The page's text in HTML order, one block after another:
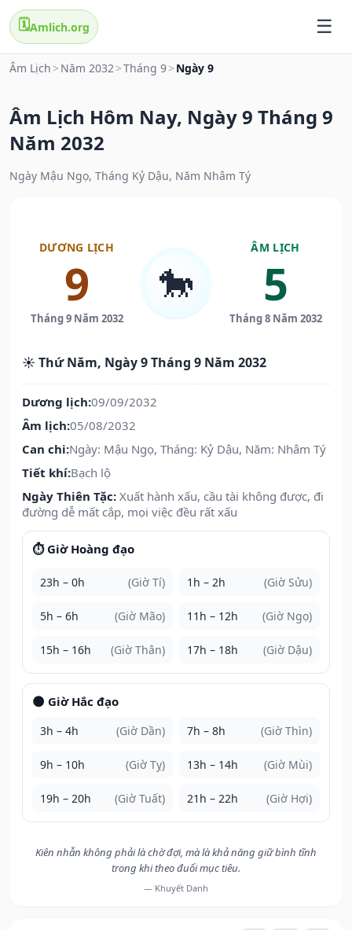
🗓️Amlich.org
Âm Lịch > Năm 2032>Tháng 9> Ngày 9
Âm Lịch Hôm Nay, Ngày 9 Tháng 9
Năm 2032
Ngày Mậu Ngọ, Tháng Kỷ Dậu, Năm Nhâm Tý
DƯƠNG LỊCH
9
Tháng 9 Năm 2032
🐎
ÂM LỊCH
5
Tháng 8 Năm 2032
☀️ Thứ Năm, Ngày 9 Tháng 9 Năm 2032
Dương lịch:09/09/2032
Âm lịch:05/08/2032
Can chi:Ngày: Mậu Ngọ, Tháng: Kỷ Dậu, Năm: Nhâm Tý
Tiết khí:Bạch lộ
Ngày Thiên Tặc: Xuất hành xấu, cầu tài không được, đi
đường dễ mất cắp, mọi việc đều rất xấu
⏱️ Giờ Hoàng đạo
23h – 0h (Giờ Tí) 1h – 2h (Giờ Sửu)
5h – 6h (Giờ Mão) 11h – 12h (Giờ Ngọ)
15h – 16h (Giờ Thân) 17h – 18h (Giờ Dậu)
🌑 Giờ Hắc đạo
3h – 4h (Giờ Dần) 7h – 8h (Giờ Thìn)
9h – 10h (Giờ Tỵ) 13h – 14h (Giờ Mùi)
19h – 20h (Giờ Tuất) 21h – 22h (Giờ Hợi)
Kiên nhẫn không phải là chờ đợi, mà là khả năng giữ bình tĩnh
trong khi theo đuổi mục tiêu.
— Khuyết Danh